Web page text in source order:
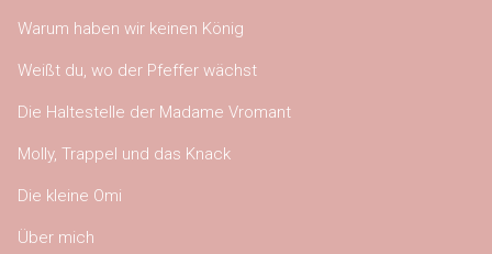
Warum haben wir keinen König
Weißt du, wo der Pfeffer wächst
Die Haltestelle der Madame Vromant
Molly, Trappel und das Knack
Die kleine Omi
Über mich